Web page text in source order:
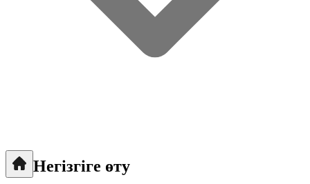
Негізгіге өту